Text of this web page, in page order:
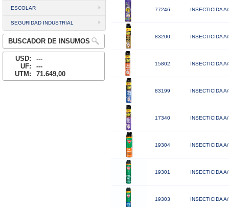
ESCOLAR
SEGURIDAD INDUSTRIAL
BUSCADOR DE INSUMOS
USD:
---
UF:
---
UTM:
71.649,00
77246 INSECTICIDA
83200 INSECTICIDA
15802 INSECTICIDA
83199 INSECTICIDA
17340 INSECTICIDA
19304 INSECTICIDA
19301 INSECTICIDA
19303 INSECTICIDA